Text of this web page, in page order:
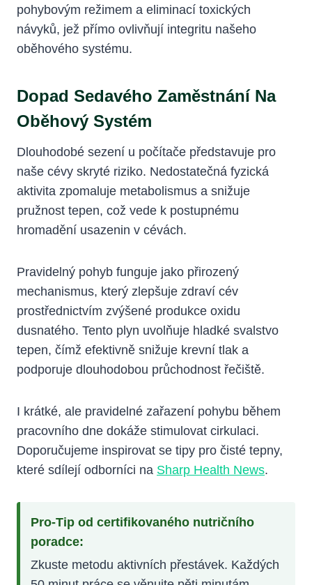
pohybovým režimem a eliminací toxických
návyků, jež přímo ovlivňují integritu našeho
oběhového systému.
Dopad Sedavého Zaměstnání Na
Oběhový Systém
Dlouhodobé sezení u počítače představuje pro
naše cévy skryté riziko. Nedostatečná fyzická
aktivita zpomaluje metabolismus a snižuje
pružnost tepen, což vede k postupnému
hromadění usazenin v cévách.
Pravidelný pohyb funguje jako přirozený
mechanismus, který zlepšuje zdraví cév
prostřednictvím zvýšené produkce oxidu
dusnatého. Tento plyn uvolňuje hladké svalstvo
tepen, čímž efektivně snižuje krevní tlak a
podporuje dlouhodobou průchodnost řečiště.
I krátké, ale pravidelné zařazení pohybu během
pracovního dne dokáže stimulovat cirkulaci.
Doporučujeme inspirovat se tipy pro čisté tepny,
které sdílejí odborníci na Sharp Health News.
Pro-Tip od certifikovaného nutričního
poradce:
Zkuste metodu aktivních přestávek. Každých